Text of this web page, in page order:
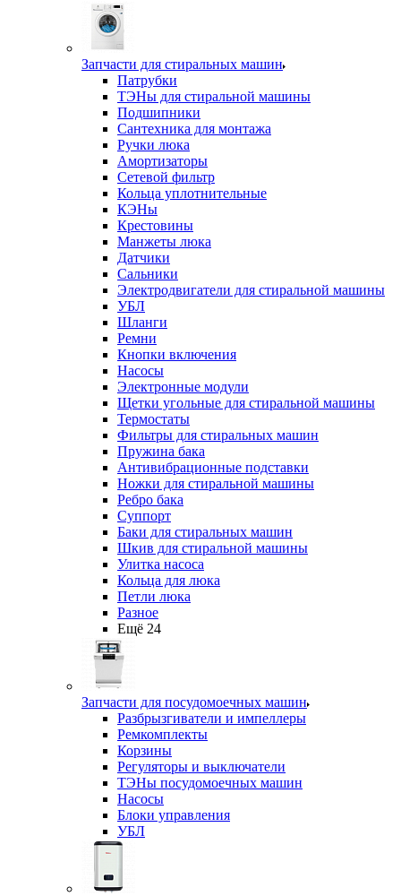
Запчасти для стиральных машин
Патрубки
ТЭНы для стиральной машины
Подшипники
Сантехника для монтажа
Ручки люка
Амортизаторы
Сетевой фильтр
Кольца уплотнительные
КЭНы
Крестовины
Манжеты люка
Датчики
Сальники
Электродвигатели для стиральной машины
УБЛ
Шланги
Ремни
Кнопки включения
Насосы
Электронные модули
Щетки угольные для стиральной машины
Термостаты
Фильтры для стиральных машин
Пружина бака
Антивибрационные подставки
Ножки для стиральной машины
Ребро бака
Суппорт
Баки для стиральных машин
Шкив для стиральной машины
Улитка насоса
Кольца для люка
Петли люка
Разное
Ещё 24
Запчасти для посудомоечных машин
Разбрызгиватели и импеллеры
Ремкомплекты
Корзины
Регуляторы и выключатели
ТЭНы посудомоечных машин
Насосы
Блоки управления
УБЛ